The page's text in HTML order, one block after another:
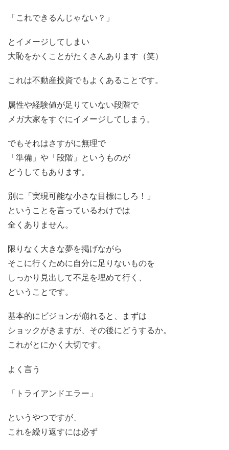
「これできるんじゃない？」
とイメージしてしまい
大恥をかくことがたくさんあります（笑）
これは不動産投資でもよくあることです。
属性や経験値が足りていない段階で
メガ大家をすぐにイメージしてしまう。
でもそれはさすがに無理で
「準備」や「段階」というものが
どうしてもあります。
別に「実現可能な小さな目標にしろ！」
ということを言っているわけでは
全くありません。
限りなく大きな夢を掲げながら
そこに行くために自分に足りないものを
しっかり見出して不足を埋めて行く、
ということです。
基本的にビジョンが崩れると、まずは
ショックがきますが、その後にどうするか。
これがとにかく大切です。
よく言う
「トライアンドエラー」
というやつですが、
これを繰り返すには必ず